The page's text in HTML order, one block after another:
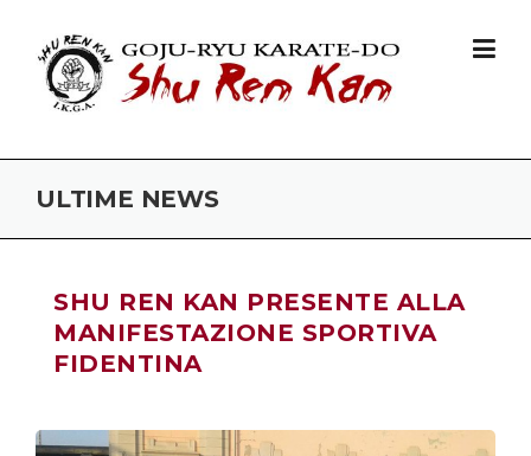
ULTIME NEWS
SHU REN KAN PRESENTE ALLA
MANIFESTAZIONE SPORTIVA
FIDENTINA